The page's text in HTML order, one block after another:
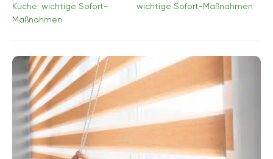
Küche: wichtige Sofort-
Maßnahmen
wichtige Sofort-Maßnahmen